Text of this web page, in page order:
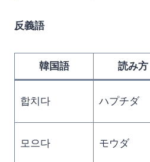
反義語
韓国語 読み方
합치다 ハプチダ
모으다 モウダ